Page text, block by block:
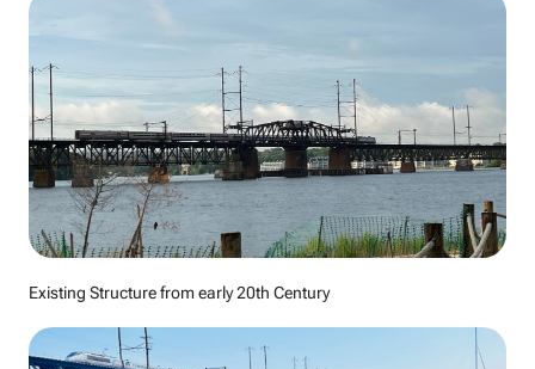
Existing Structure from early 20th Century